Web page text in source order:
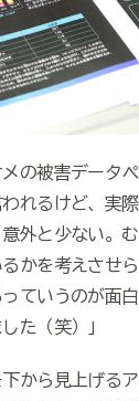
の被害データ
れるけど、実
外と少ない。
かを考えさせ
ていうのが面
た（笑）」
から見上げる